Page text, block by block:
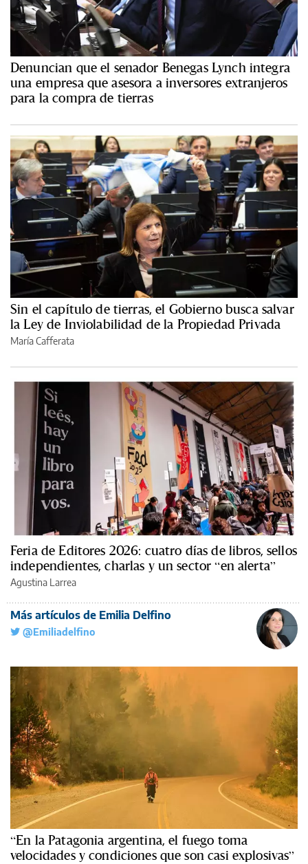
Denuncian que el senador Benegas Lynch integra
una empresa que asesora a inversores extranjeros
para la compra de tierras
Sin el capítulo de tierras, el Gobierno busca salvar
la Ley de Inviolabilidad de la Propiedad Privada
María Cafferata
Feria de Editores 2026: cuatro días de libros, sellos
independientes, charlas y un sector “en alerta”
Agustina Larrea
Más artículos de Emilia Delfino
@Emiliadelfino
“En la Patagonia argentina, el fuego toma
velocidades y condiciones que son casi explosivas”